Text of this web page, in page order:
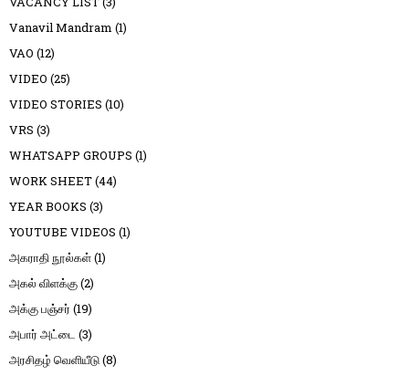
Vanavil Mandram (1)
VAO (12)
VIDEO (25)
VIDEO STORIES (10)
VRS (3)
WHATSAPP GROUPS (1)
WORK SHEET(44)
YEAR BOOKS (3)
YOUTUBE VIDEOS (1)
அகராதி நூல்கள்(1)
அகல் விளக்கு(2)
அக்கு பஞ்சர் (19)
அபார் அட்டை (3)
அரசிதழ் வெளியீடு(8)